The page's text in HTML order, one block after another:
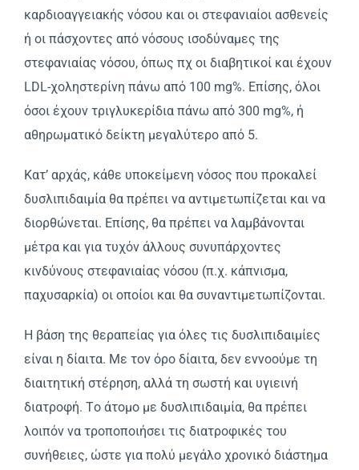
καρδιοαγγειακής νόσου και οι στεφανιαίοι ασθενείς
ή οι πάσχοντες από νόσους ισοδύναμες της
στεφανιαίας νόσου, όπως πχ οι διαβητικοί και έχουν
LDL-χοληστερίνη πάνω από 100 mg%. Eπίσης, όλοι
όσοι έχουν τριγλυκερίδια πάνω από 300 mg%, ή
αθηρωματικό δείκτη μεγαλύτερο από 5.
Kατ’ αρχάς, κάθε υποκείμενη νόσος που προκαλεί
δυσλιπιδαιμία θα πρέπει να αντιμετωπίζεται και να
διορθώνεται. Eπίσης, θα πρέπει να λαμβάνονται
μέτρα και για τυχόν άλλους συνυπάρχοντες
κινδύνους στεφανιαίας νόσου (π.χ. κάπνισμα,
παχυσαρκία) οι οποίοι και θα συναντιμετωπίζονται.
H βάση της θεραπείας για όλες τις δυσλιπιδαιμίες
είναι η δίαιτα. Mε τον όρο δίαιτα, δεν εννοούμε τη
διαιτητική στέρηση, αλλά τη σωστή και υγιεινή
διατροφή. Tο άτομο με δυσλιπιδαιμία, θα πρέπει
λοιπόν να τροποποιήσει τις διατροφικές του
συνήθειες, ώστε για πολύ μεγάλο χρονικό διάστημα